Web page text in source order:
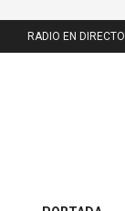
RADIO EN DIRECTO